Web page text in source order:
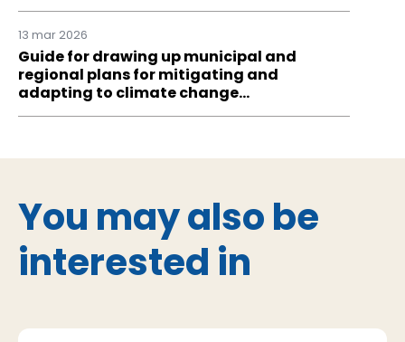
13 mar 2026
Guide for drawing up municipal and
regional plans for mitigating and
adapting to climate change…
You may also be
interested in